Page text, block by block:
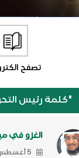
تصفح
"كلمة رئيس
الغزو في
5 أغسطس, 2026